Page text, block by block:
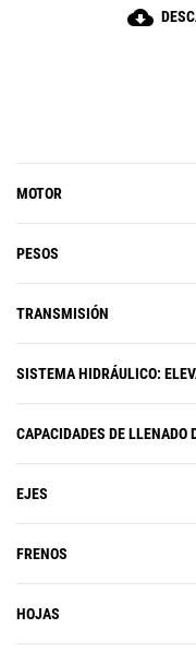
que garantiza
excavación y la
cloud_download
MOTOR
PESOS
TRANSMISIÓN
SISTEMA HIDRÁULICO:
CAPACIDADES DE LLENADO
EJES
FRENOS
HOJAS